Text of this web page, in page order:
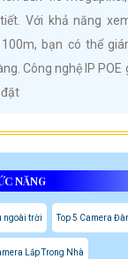
Với khả năng
bạn có thể
Công nghệ IP POE
NĂNG
ngoài trời Top 5 Camera
Lắp Trong Nhà